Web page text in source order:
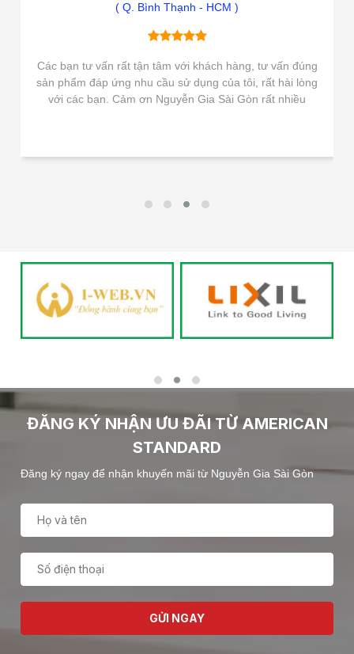
( Q. Bình Thạnh - HCM )
Các bạn tư vấn rất tận tâm với khách hàng, tư vấn đúng
sản phẩm đáp ứng nhu cầu sử dụng của tôi, rất hài lòng
với các bạn. Cảm ơn Nguyễn Gia Sài Gòn rất nhiều
ĐĂNG KÝ NHẬN ƯU ĐÃI TỪ AMERICAN
STANDARD
Đăng ký ngay để nhận khuyến mãi từ Nguyễn Gia Sài Gòn
GỬI NGAY